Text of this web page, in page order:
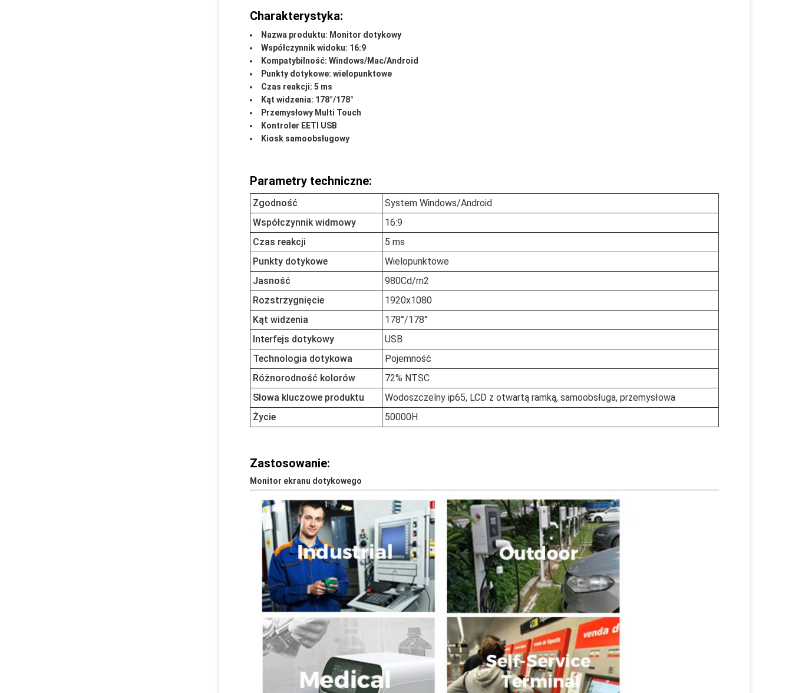
Charakterystyka:
Nazwa produktu: Monitor dotykowy
Współczynnik widoku: 16:9
Kompatybilność: Windows/Mac/Android
Punkty dotykowe: wielopunktowe
Czas reakcji: 5 ms
Kąt widzenia: 178°/178°
Przemysłowy Multi Touch
Kontroler EETI USB
Kiosk samoobsługowy
Parametry techniczne:
Zgodność
System Windows/Android
Współczynnik widmowy
16:9
Czas reakcji
5 ms
Punkty dotykowe
Wielopunktowe
Jasność
980Cd/m2
Rozstrzygnięcie
1920x1080
Kąt widzenia
178°/178°
Interfejs dotykowy
USB
Technologia dotykowa
Pojemność
Różnorodność kolorów
72% NTSC
Słowa kluczowe produktu
Wodoszczelny ip65, LCD z otwartą ramką, samoobsługa, przemysłowa
Życie
50000H
Zastosowanie:
Monitor ekranu dotykowego